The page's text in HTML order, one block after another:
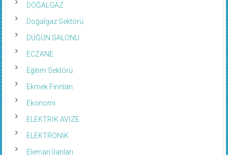
DOĞALGAZ
Doğalgaz Sektörü
DÜĞÜN SALONU
ECZANE
Eğitim Sektörü
Ekmek Fırınları
Ekonomi
ELEKTRİK AVİZE
ELEKTRONİK
Eleman İlanları